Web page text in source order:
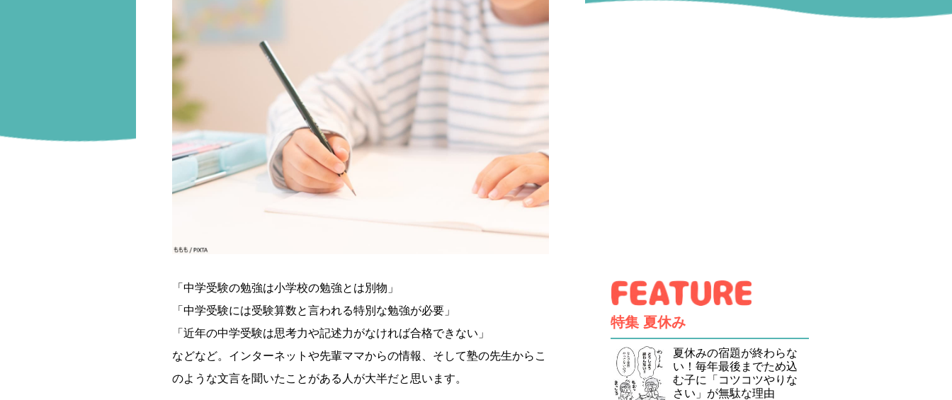
「中学受験の勉強は小学校の勉強とは別物」
「中学受験には受験算数と言われる特別な勉強が必要」
「近年の中学受験は思考力や記述力がなければ合格できない」
などなど。インターネットや先輩ママからの情報、そして塾の先生からこ
のような文言を聞いたことがある人が大半だと思います。
特集 夏休み
夏休みの宿題が終わらな
い！毎年最後までため込
む子に「コツコツやりな
さい」が無駄な理由